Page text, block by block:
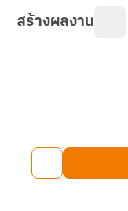
สร้างผลงาน